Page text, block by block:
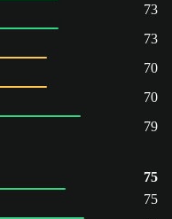
73
73
70
70
79
75
75